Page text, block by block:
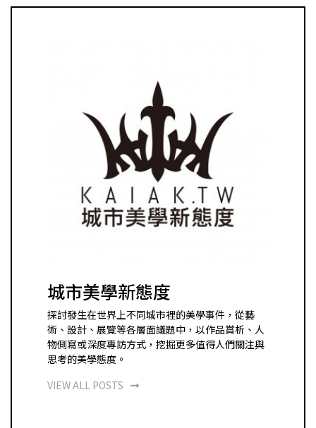
城市美學新態度
探討發生在世界上不同城市裡的美學事件，從藝
術、設計、展覽等各層面議題中，以作品賞析、人
物側寫或深度專訪方式，挖掘更多值得人們關注與
思考的美學態度。
VIEW ALL POSTS